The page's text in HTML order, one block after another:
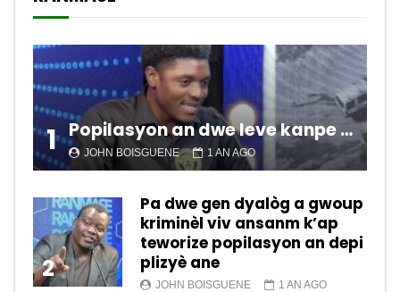
1 Popilasyon an dwe leve kanpe pou chanje sitiyasyon kawotik l’ap viv nan peyi a.
JOHN BOISGUENE 1 AN AGO
2
Pa dwe gen dyalòg a gwoup
kriminèl viv ansanm k’ap
teworize popilasyon an depi
plizyè ane
JOHN BOISGUENE 1 AN AGO